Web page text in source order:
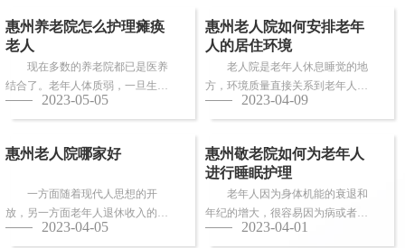
惠州养老院怎么护理瘫痪
老人
现在多数的养老院都已是医养
结合了。老年人体质弱，一旦生
病，多数情况下都会面临卧床修
养，这时候就需...
2023-05-05
惠州老人院如何安排老年
人的居住环境
老人院是老年人休息睡觉的地
方，环境质量直接关系到老年人的
健康长寿。由于老年人适应能力和
抗病能力较...
2023-04-09
惠州老人院哪家好
一方面随着现代人思想的开
放，另一方面老年人退休收入的稳
步上升，选择惠州老人院进行疗养
2023-04-05
惠州敬老院如何为老年人
进行睡眠护理
老年人因为身体机能的衰退和
年纪的增大，很容易因为病或者各
种各样的原因导致失眠、多梦，睡
2023-04-01